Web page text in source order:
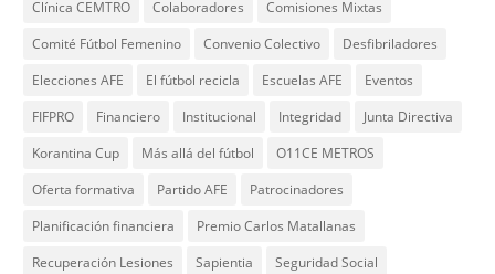
Clínica CEMTRO
Colaboradores
Comisiones Mixtas
Comité Fútbol Femenino
Convenio Colectivo
Desfibriladores
Elecciones AFE
El fútbol recicla Escuelas AFE
Eventos
FIFPRO
Financiero Institucional Integridad
Junta Directiva
Korantina Cup
Más allá del fútbol
O11CE METROS
Oferta formativa
Partido AFE
Patrocinadores
Planificación financiera
Premio Carlos Matallanas
Recuperación Lesiones
Sapientia
Seguridad Social